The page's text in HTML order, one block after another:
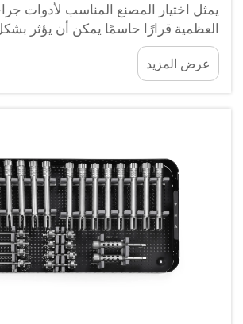
يمثل اختيار المصنع المناسب لأدوات
العظمية قرارًا حاسمًا يمكن أن يؤثر
النتائج الجراحية، والكفاءة من حيث
التجاري على المدى الطويل. تشمل
والموزعين، وشركات الأجهزة الطبية...
عرض المزيد